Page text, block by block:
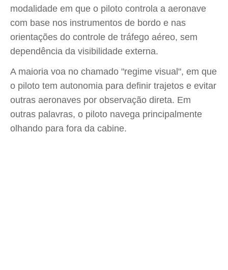
modalidade em que o piloto controla a aeronave
com base nos instrumentos de bordo e nas
orientações do controle de tráfego aéreo, sem
dependência da visibilidade externa.
A maioria voa no chamado "regime visual", em que
o piloto tem autonomia para definir trajetos e evitar
outras aeronaves por observação direta. Em
outras palavras, o piloto navega principalmente
olhando para fora da cabine.